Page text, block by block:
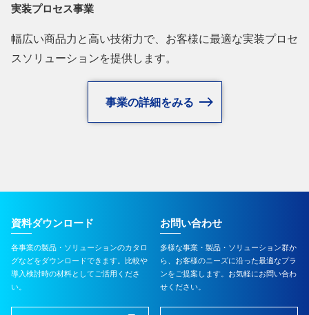
実装プロセス事業
幅広い商品力と高い技術力で、お客様に最適な実装プロセ
スソリューションを提供します。
事業の詳細をみる
資料ダウンロード
各事業の製品・ソリューションのカタロ
グなどをダウンロードできます。比較や
導入検討時の材料としてご活用くださ
い。
お問い合わせ
多様な事業・製品・ソリューション群か
ら、お客様のニーズに沿った最適なプラ
ンをご提案します。お気軽にお問い合わ
せください。